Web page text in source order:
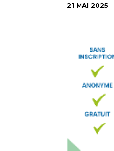
21 MAI 2025